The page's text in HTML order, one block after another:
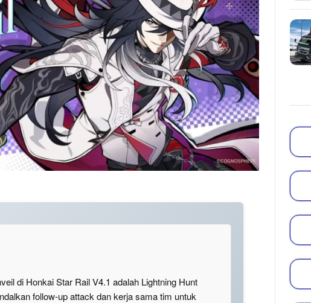
di Honkai Star Rail V4.1 adalah Lightning Hunt
follow-up attack dan kerja sama tim untuk